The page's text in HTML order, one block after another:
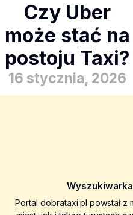
Czy Uber
może stać na
postoju Taxi?
16 stycznia, 2026
Portal dobrataxi.pl powstał z